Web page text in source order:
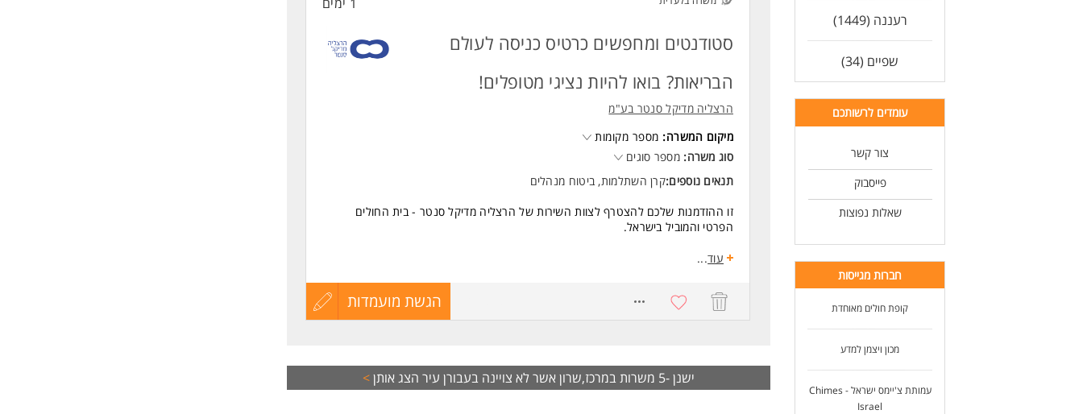
רעננה (1449)
שפיים (34)
עומדים לרשותכם
צור קשר
פייסבוק
שאלות נפוצות
חברות מגייסות
קופת חולים מאוחדת
מכון ויצמן למדע
עמותת צ'יימס ישראל - Chimes
Israel
ניסיון בעבודה עם ילדים יתרון.
לעוד משרות ומידע על עמותת צ'יימס ישראל - Chimes Israel >
סטודנטים ומחפשים כרטיס כניסה לעולם
הבריאות? בואו להיות נציגי מטופלים!
הרצליה מדיקל סנטר בע"מ
מיקום המשרה: מספר מקומות
סוג משרה: מספר סוגים
תנאים נוספים:קרן השתלמות, ביטוח מנהלים
זו ההזדמנות שלכם להצטרף לצוות השירות של הרצליה מדיקל סנטר - בית החולים
הפרטי והמוביל בישראל.
אנחנו מגייסים נציגי/ות מטופלים לתפקיד משמעותי הכולל:
עבודה מול הצוותים הרפואיים ומתן שירות ברמה הגבוהה ביותר.
איוש עמדת מודיעין ושירות למטופל.
משרה מלאה או חלקית במשמרות בימים א'-ה' וימי שישי לסירוגין (בוקר בלבד).
שכר ותנאים מצוינים למתאימים!
סביבת עבודה מקצועית, צעירה ונעימה.
עוד...
הגשת מועמדות
עדכון
ישנן -5 משרות במרכז,שרון אשר לא צויינה בעבורן עיר הצג אותן>